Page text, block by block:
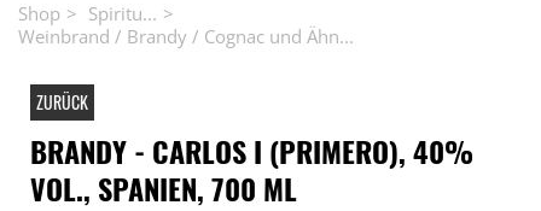
Shop
Spiritu...
Weinbrand / Brandy / Cognac und Ähn...
ZURÜCK
BRANDY - CARLOS I (PRIMERO), 40%
VOL., SPANIEN, 700 ML